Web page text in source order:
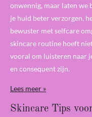
onwennig, maar laten we
je huid beter verzorgen,
bewuster met selfcare
skincare routine hoeft
vooral om luisteren naar
en consequent zijn.
Lees meer »
Skincare Tips